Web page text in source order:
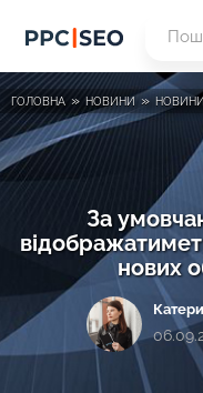
ГОЛОВНА » НОВИНИ » НОВИНИ
За
нових